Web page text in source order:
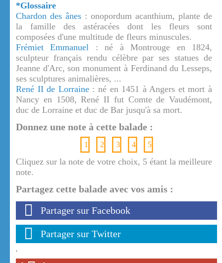
*Glossaire
Chardon des ânes : onopordum acanthium, plante de
la famille des astéracées dont les fleurs sont
composées d'une multitude de fleurs minuscules.
Frémiet Emmanuel : né à Montrouge en 1824,
sculpteur français rendu célèbre par ses statues de
Jeanne d'Arc, son monument à Ferdinand du Lesseps,
ses sculptures animalières, ...
René II de Lorraine: né en 1451 à Angers et mort à
Nancy en 1508, René II fut Comte de Vaudémont,
duc de Lorraine et duc de Bar jusqu'à sa mort.
Donnez une note à cette balade :
1 2 3 4 5
Cliquez sur la note de votre choix, 5 étant la meilleure
note.
Partagez cette balade avec vos amis :
Partager sur Facebook
Partager sur Twitter
'